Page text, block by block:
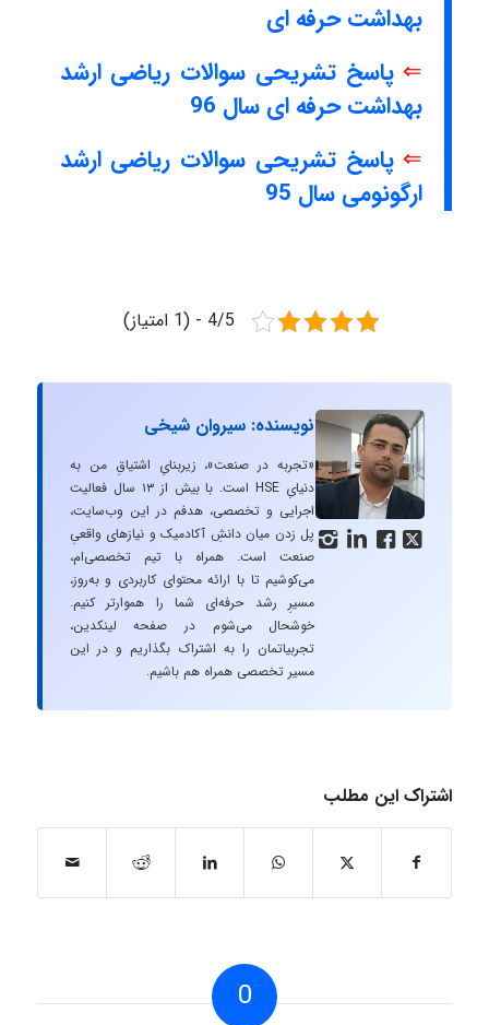
بهداشت حرفه ای
⇐پاسخ تشریحی سوالات ریاضی ارشد
بهداشت حرفه ای سال 96
⇐پاسخ تشریحی سوالات ریاضی ارشد
ارگونومی سال 95
4/5 - (1 امتیاز)
   
نویسنده: سیروان شیخی
«تجربه در صنعت»، زیربنایِ اشتیاقِ من به
دنیایِ HSE است. با بیش از ۱۳ سال فعالیت
اجرایی و تخصصی، هدفم در این وب‌سایت،
پل زدن میان دانشِ آکادمیک و نیازهای واقعیِ
صنعت است. همراه با تیم تخصصی‌ام،
می‌کوشیم تا با ارائه محتوای کاربردی و به‌روز،
مسیرِ رشد حرفه‌ای شما را هموارتر کنیم.
خوشحال می‌شوم در صفحه لینکدین،
تجربیاتمان را به اشتراک بگذاریم و در این
مسیر تخصصی همراه هم باشیم.
اشتراک این مطلب
0